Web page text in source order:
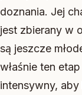
doznania. Jej
jest zbierany w
są jeszcze
właśnie ten
intensywny, aby